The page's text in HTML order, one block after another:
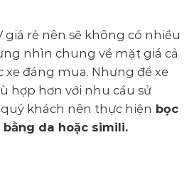
giá rẻ nên sẽ không có nhiều
nhìn chung về mặt giá cả
xe đáng mua. Nhưng để xe
hợp hơn với nhu cầu sử
khách nên thực hiện bọc
bằng da hoặc simili.